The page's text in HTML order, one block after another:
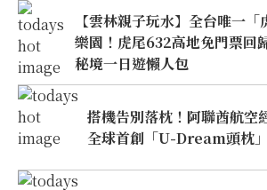
【雲林親子玩水】全台唯一
樂園！虎尾632高地免門票回
秘境一日遊懶人包
搭機告別落枕！阿聯酋航空
全球首創「U-Dream頭枕